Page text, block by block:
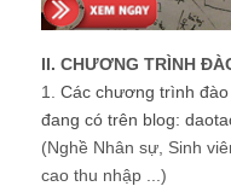
II. CHƯƠNG TRÌNH
1. Các chương trình
đang có trên blog:
(Nghề Nhân sự, Sinh
cao thu nhập ...)